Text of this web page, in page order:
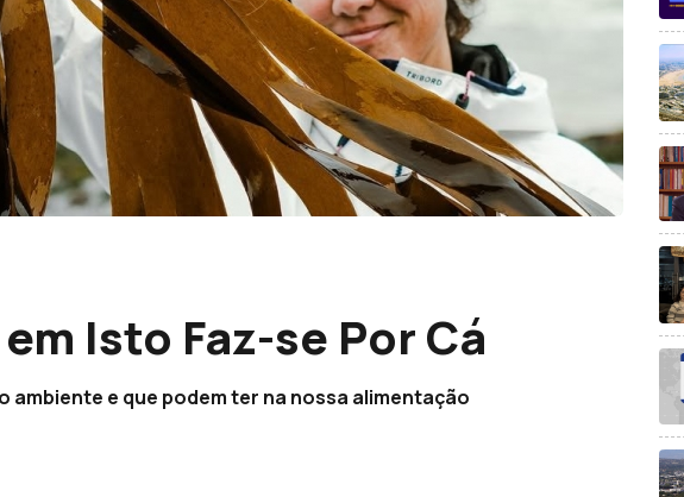
Isto Faz-se Por Cá
ambiente e que podem ter na nossa alimentação